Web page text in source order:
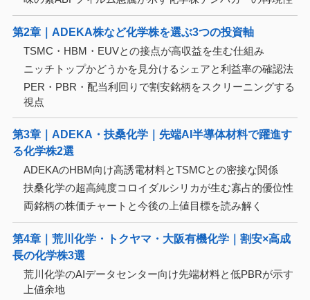
第2章｜ADEKA株など化学株を選ぶ3つの投資軸
TSMC・HBM・EUVとの接点が高収益を生む仕組み
ニッチトップかどうかを見分けるシェアと利益率の確認法
PER・PBR・配当利回りで割安銘柄をスクリーニングする
視点
第3章｜ADEKA・扶桑化学｜先端AI半導体材料で躍進す
る化学株2選
ADEKAのHBM向け高誘電材料とTSMCとの密接な関係
扶桑化学の超高純度コロイダルシリカが生む寡占的優位性
両銘柄の株価チャートと今後の上値目標を読み解く
第4章｜荒川化学・トクヤマ・大阪有機化学｜割安×高成
長の化学株3選
荒川化学のAIデータセンター向け先端材料と低PBRが示す
上値余地